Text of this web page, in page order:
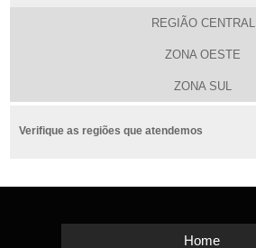
REGIÃO CENTRAL
ZONA OESTE
ZONA SUL
Verifique as regiões que atendemos
Home